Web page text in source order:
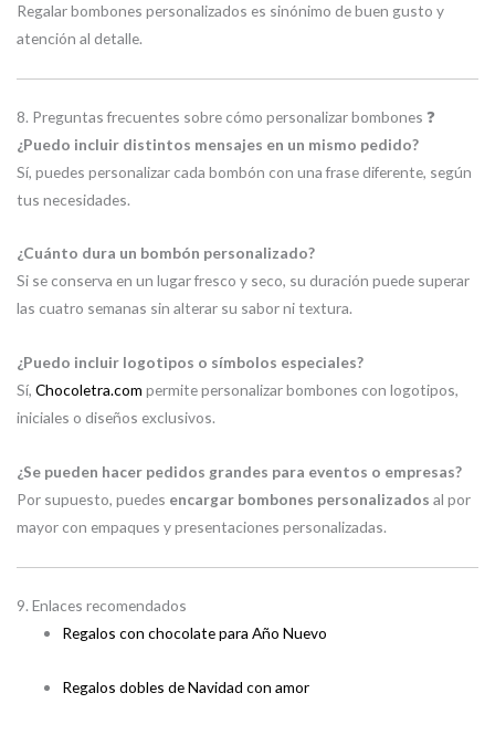
Regalar bombones personalizados es sinónimo de buen gusto y
atención al detalle.
8. Preguntas frecuentes sobre cómo personalizar bombones ❓
¿Puedo incluir distintos mensajes en un mismo pedido?
Sí, puedes personalizar cada bombón con una frase diferente, según
tus necesidades.
¿Cuánto dura un bombón personalizado?
Si se conserva en un lugar fresco y seco, su duración puede superar
las cuatro semanas sin alterar su sabor ni textura.
¿Puedo incluir logotipos o símbolos especiales?
Sí, Chocoletra.com permite personalizar bombones con logotipos,
iniciales o diseños exclusivos.
¿Se pueden hacer pedidos grandes para eventos o empresas?
Por supuesto, puedes encargar bombones personalizados al por
mayor con empaques y presentaciones personalizadas.
9. Enlaces recomendados
Regalos con chocolate para Año Nuevo
Regalos dobles de Navidad con amor